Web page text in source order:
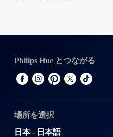
Philips Hue とつながる
場所を選択
日本 - 日本語